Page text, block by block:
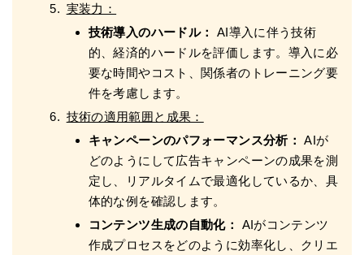
実装力：
技術導入のハードル：
AI導入に伴う技術
的、経済的ハードルを評価します。導入に必
要な時間やコスト、関係者のトレーニング要
件を考慮します。
技術の適用範囲と成果：
キャンペーンのパフォーマンス分析： AIが
どのようにして広告キャンペーンの成果を測
定し、リアルタイムで最適化しているか、具
体的な例を確認します。
コンテンツ生成の自動化：
AIがコンテンツ
作成プロセスをどのように効率化し、クリエ